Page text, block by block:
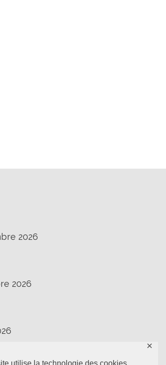
utilise la technologie des cookies
✕
2026
2026